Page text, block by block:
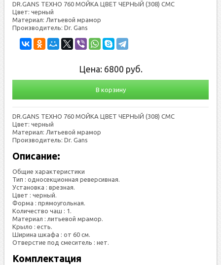
DR.GANS ТЕХНО 760 МОЙКА ЦВЕТ ЧЕРНЫЙ (308) СМС
Цвет: черный
Материал: Литьевой мрамор
Производитель: Dr. Gans
Цена: 6800 руб.
В корзину
DR.GANS ТЕХНО 760 МОЙКА ЦВЕТ ЧЕРНЫЙ (308) СМС
Цвет: черный
Материал: Литьевой мрамор
Производитель: Dr. Gans
Описание:
Общие характеристики
Тип : односекционная реверсивная.
Установка : врезная.
Цвет : черный.
Форма : прямоугольная.
Количество чаш : 1.
Материал : литьевой мрамор.
Крыло : есть.
Ширина шкафа : от 60 см.
Отверстие под смеситель : нет.
Комплектация